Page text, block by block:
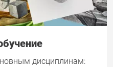
дисциплинам: